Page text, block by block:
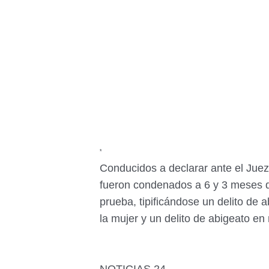
*
Conducidos a declarar ante el
fueron condenados a 6 y 3 meses
prueba, tipificándose un delito de
la mujer y un delito de abigeato